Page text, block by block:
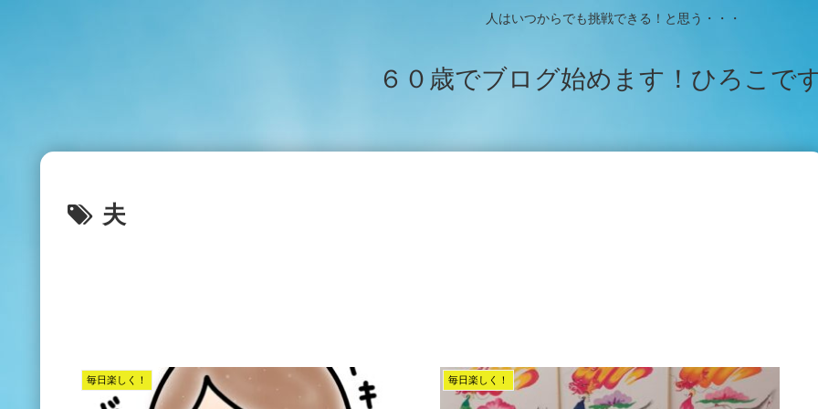
人はいつからでも挑戦できる！と思う・・・
６０歳でブログ始めます！ひろこで
夫
毎日楽しく！ 毎日楽しく！